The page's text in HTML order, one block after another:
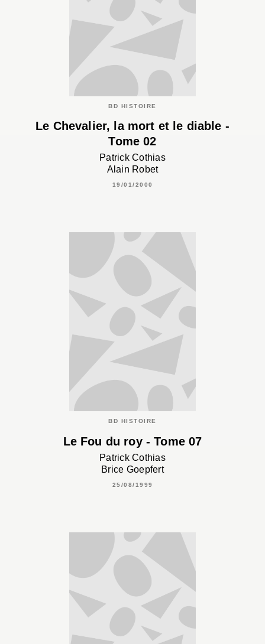
BD HISTOIRE
Le Chevalier, la mort et le diable -
Tome 02
Patrick Cothias
Alain Robet
19/01/2000
BD HISTOIRE
Le Fou du roy - Tome 07
Patrick Cothias
Brice Goepfert
25/08/1999